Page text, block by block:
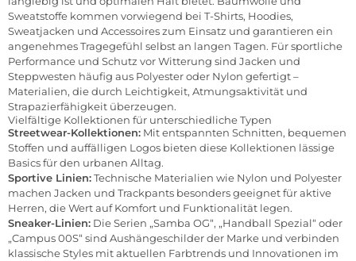
Sweatstoffe kommen vorwiegend bei T-Shirts, Hoodies,
Sweatjacken und Accessoires zum Einsatz und garantieren ein
angenehmes Tragegefühl selbst an langen Tagen. Für sportliche
Performance und Schutz vor Witterung sind Jacken und
Steppwesten häufig aus Polyester oder Nylon gefertigt –
Materialien, die durch Leichtigkeit, Atmungsaktivität und
Strapazierfähigkeit überzeugen.
Vielfältige Kollektionen für unterschiedliche Typen
Streetwear-Kollektionen: Mit entspannten Schnitten, bequemen
Stoffen und auffälligen Logos bieten diese Kollektionen lässige
Basics für den urbanen Alltag.
Sportive Linien:Technische Materialien wie Nylon und Polyester
machen Jacken und Trackpants besonders geeignet für aktive
Herren, die Wert auf Komfort und Funktionalität legen.
Sneaker-Linien: Die Serien „Samba OG“, „Handball Spezial“ oder
„Campus 00S“ sind Aushängeschilder der Marke und verbinden
klassische Styles mit aktuellen Farbtrends und Innovationen im